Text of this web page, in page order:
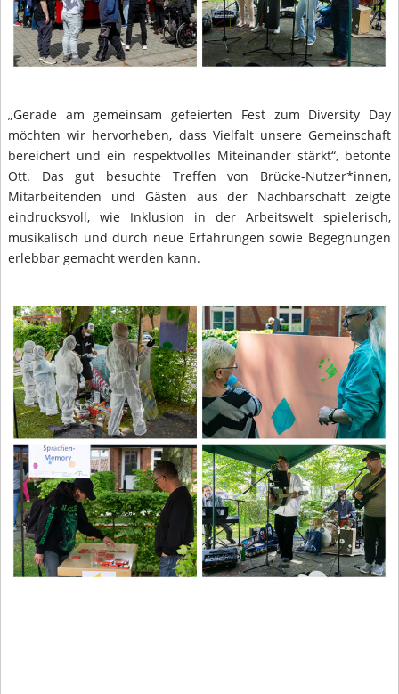
„Gerade am gemeinsam gefeierten Fest zum Diversity Day
möchten wir hervorheben, dass Vielfalt unsere Gemeinschaft
bereichert und ein respektvolles Miteinander stärkt“, betonte
Ott. Das gut besuchte Treffen von Brücke-Nutzer*innen,
Mitarbeitenden und Gästen aus der Nachbarschaft zeigte
eindrucksvoll, wie Inklusion in der Arbeitswelt spielerisch,
musikalisch und durch neue Erfahrungen sowie Begegnungen
erlebbar gemacht werden kann.